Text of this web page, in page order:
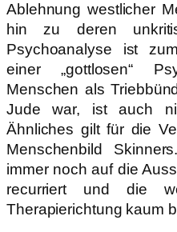
Ablehnung westlicher
hin zu deren
Psychoanalyse ist
einer „gottlosen“
Menschen als
Jude war, ist auch
Ähnliches gilt für die
Menschenbild
immer noch auf die
recurriert und die
Therapierichtung kaum